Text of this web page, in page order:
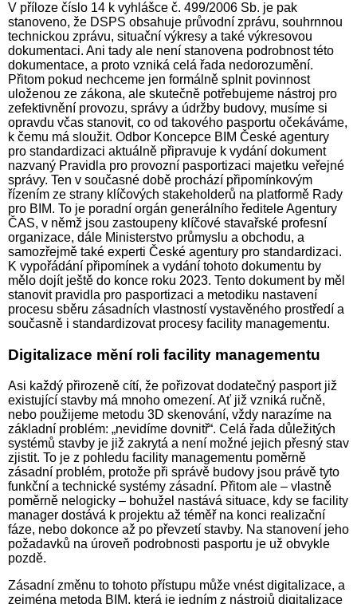
V příloze číslo 14 k vyhlášce č. 499/2006 Sb. je pak
stanoveno, že DSPS obsahuje průvodní zprávu, souhrnnou
technickou zprávu, situační výkresy a také výkresovou
dokumentaci. Ani tady ale není stanovena podrobnost této
dokumentace, a proto vzniká celá řada nedorozumění.
Přitom pokud nechceme jen formálně splnit povinnost
uloženou ze zákona, ale skutečně potřebujeme nástroj pro
zefektivnění provozu, správy a údržby budovy, musíme si
opravdu včas stanovit, co od takového pasportu očekáváme,
k čemu má sloužit. Odbor Koncepce BIM České agentury
pro standardizaci aktuálně připravuje k vydání dokument
nazvaný Pravidla pro provozní pasportizaci majetku veřejné
správy. Ten v současné době prochází připomínkovým
řízením ze strany klíčových stakeholderů na platformě Rady
pro BIM. To je poradní orgán generálního ředitele Agentury
ČAS, v němž jsou zastoupeny klíčové stavařské profesní
organizace, dále Ministerstvo průmyslu a obchodu, a
samozřejmě také experti České agentury pro standardizaci.
K vypořádání připomínek a vydání tohoto dokumentu by
mělo dojít ještě do konce roku 2023. Tento dokument by měl
stanovit pravidla pro pasportizaci a metodiku nastavení
procesu sběru zásadních vlastností vystavěného prostředí a
současně i standardizovat procesy facility managementu.
Digitalizace mění roli facility managementu
Asi každý přirozeně cítí, že pořizovat dodatečný pasport již
existující stavby má mnoho omezení. Ať již vzniká ručně,
nebo použijeme metodu 3D skenování, vždy narazíme na
základní problém: „nevidíme dovnitř“. Celá řada důležitých
systémů stavby je již zakrytá a není možné jejich přesný stav
zjistit. To je z pohledu facility managementu poměrně
zásadní problém, protože při správě budovy jsou právě tyto
funkční a technické systémy zásadní. Přitom ale – vlastně
poměrně nelogicky – bohužel nastává situace, kdy se facility
manager dostává k projektu až téměř na konci realizační
fáze, nebo dokonce až po převzetí stavby. Na stanovení jeho
požadavků na úroveň podrobnosti pasportu je už obvykle
pozdě.
Zásadní změnu to tohoto přístupu může vnést digitalizace, a
zejmé­na metoda BIM, která je jedním z nástrojů digitalizace